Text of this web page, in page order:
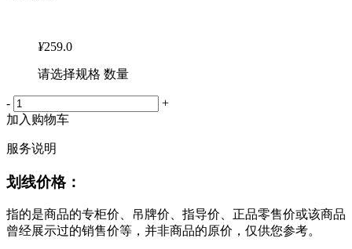
¥259.0
请选择规格 数量
-
+
加入购物车
服务说明
划线价格：
指的是商品的专柜价、吊牌价、指导价、正品零售价或该商品
曾经展示过的销售价等，并非商品的原价，仅供您参考。